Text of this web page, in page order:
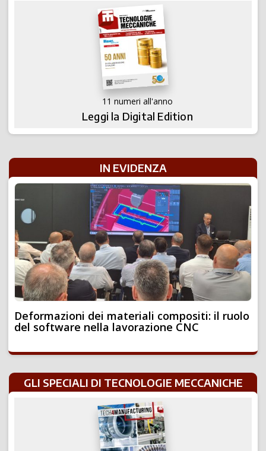
11 numeri all'anno
Leggi la Digital Edition
IN EVIDENZA
Deformazioni dei materiali compositi: il ruolo
del software nella lavorazione CNC
GLI SPECIALI DI TECNOLOGIE MECCANICHE